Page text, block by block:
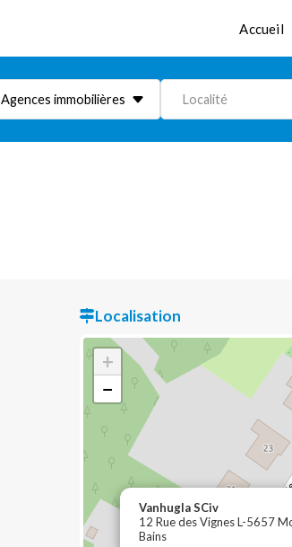
Accueil
Agences immobilières Localité
Localisation
Vanhugla SCiv
12 Rue des Vignes L-5657
Bains
+
−